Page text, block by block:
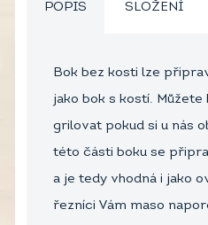
POPIS SLOŽENÍ
Bok bez kosti lze
jako bok s kostí.
grilovat pokud si u nás
této části boku se
a je tedy vhodná i jako
řezníci Vám maso